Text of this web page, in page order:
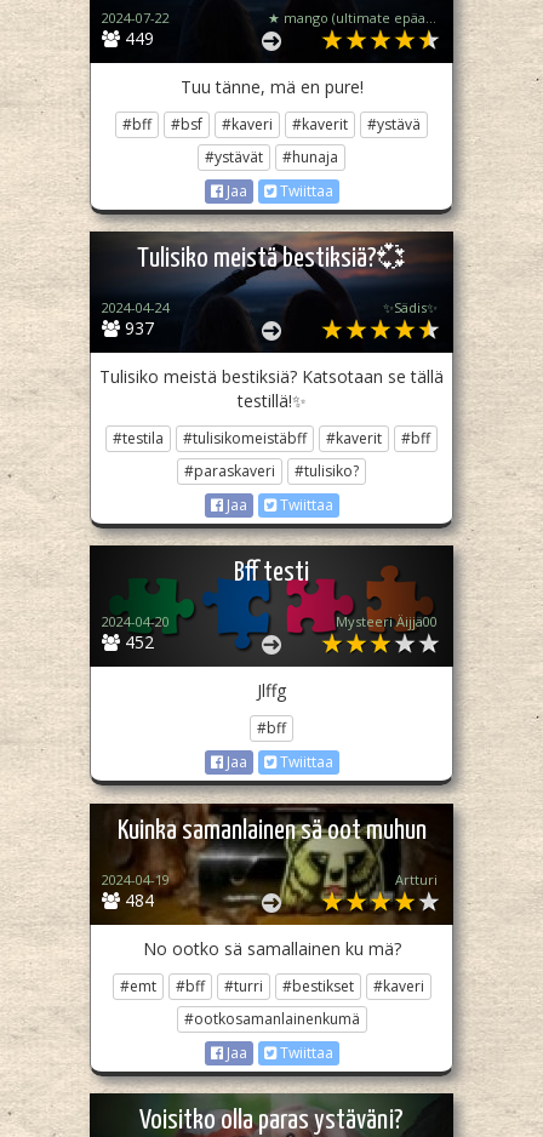
449
2024-07-22 ★ mango (ultimate epäakti)
Tuu tänne, mä en pure!
#bff #bsf #kaveri #kaverit
#ystävä
#ystävät
#hunaja
Jaa
Twiittaa
Tulisiko meistä bestiksiä?💞
937
2024-04-24 ✨️Sädis✨️
Tulisiko meistä bestiksiä? Katsotaan se tällä
testillä!✨️
#testila #tulisikomeistäbff #kaverit
#bff
#paraskaveri
#tulisiko?
Jaa
Twiittaa
Bff testi
452
2024-04-20 Mysteeri Äijjä00
Jlffg
#bff
Jaa
Twiittaa
Kuinka samanlainen sä oot muhun
484
2024-04-19 Artturi
No ootko sä samallainen ku mä?
#emt #bff #turri #bestikset
#kaveri
#ootkosamanlainenkumä
Jaa
Twiittaa
Voisitko olla paras ystäväni?